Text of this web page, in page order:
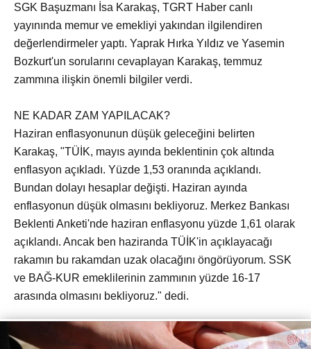
SGK Başuzmanı İsa Karakaş, TGRT Haber canlı
yayınında memur ve emekliyi yakından ilgilendiren
değerlendirmeler yaptı. Yaprak Hırka Yıldız ve Yasemin
Bozkurt'un sorularını cevaplayan Karakaş, temmuz
zammına ilişkin önemli bilgiler verdi.
NE KADAR ZAM YAPILACAK?
Haziran enflasyonunun düşük geleceğini belirten
Karakaş, "TÜİK, mayıs ayında beklentinin çok altında
enflasyon açıkladı. Yüzde 1,53 oranında açıklandı.
Bundan dolayı hesaplar değişti. Haziran ayında
enflasyonun düşük olmasını bekliyoruz. Merkez Bankası
Beklenti Anketi'nde haziran enflasyonu yüzde 1,61 olarak
açıklandı. Ancak ben haziranda TÜİK'in açıklayacağı
rakamın bu rakamdan uzak olacağını öngörüyorum. SSK
ve BAĞ-KUR emeklilerinin zammının yüzde 16-17
arasında olmasını bekliyoruz." dedi.